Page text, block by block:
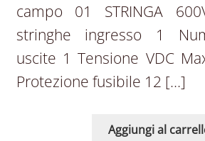
campo 01 STRINGA
stringhe ingresso 1
uscite 1 Tensione VDC
Protezione fusibile 12 […]
Aggiungi al